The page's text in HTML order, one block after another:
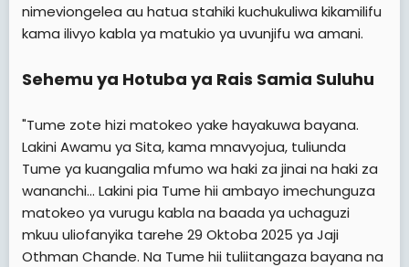
nimeviongelea au hatua stahiki kuchukuliwa kikamilifu
kama ilivyo kabla ya matukio ya uvunjifu wa amani.
Sehemu ya Hotuba ya Rais Samia Suluhu
"Tume zote hizi matokeo yake hayakuwa bayana.
Lakini Awamu ya Sita, kama mnavyojua, tuliunda
Tume ya kuangalia mfumo wa haki za jinai na haki za
wananchi... Lakini pia Tume hii ambayo imechunguza
matokeo ya vurugu kabla na baada ya uchaguzi
mkuu uliofanyika tarehe 29 Oktoba 2025 ya Jaji
Othman Chande. Na Tume hii tuliitangaza bayana na